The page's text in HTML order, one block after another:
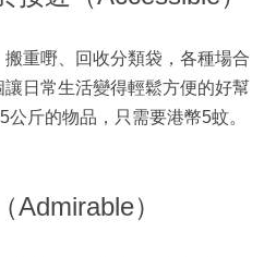
重嘢、回收分類袋，各種場合
日常生活變得輕鬆方便的好幫
斤的物品，只需要港幣5蚊。
Admirable）